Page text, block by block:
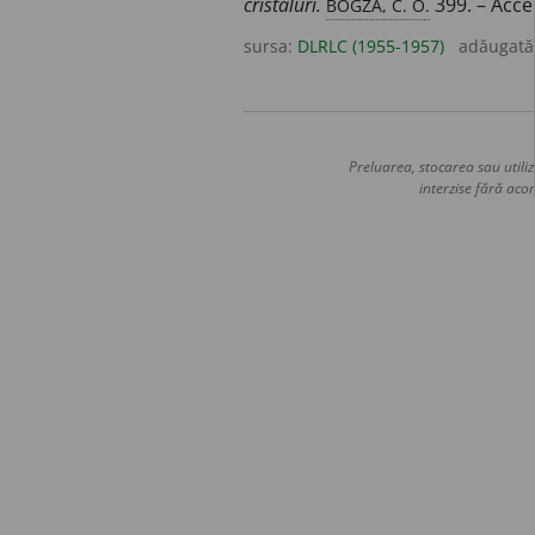
sursa: DLRLC (1955-1957) adăugată
Preluarea, stocarea sau
interzise fără